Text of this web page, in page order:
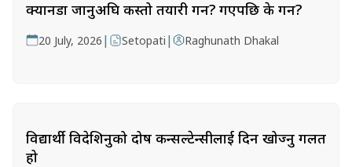
क्यानडा जानुअघि कस्तो तयारी गर्ने? गएपछि के गर्ने?
20 July, 2026 | Setopati | Raghunath Dhakal
विद्यार्थी विदेशिनुको दोष कन्सल्टेन्सीलाई दिन खोज्नु गलत
हो